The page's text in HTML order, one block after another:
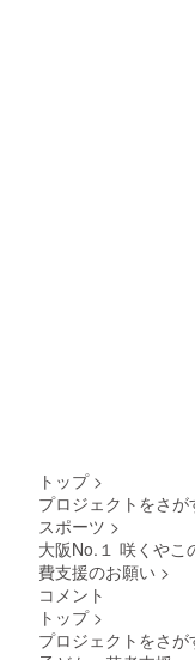
トップ >
プロジェクトをさが
スポーツ >
大阪No.１ 咲くやこ
費支援のお願い >
コメント
トップ >
プロジェクトをさが